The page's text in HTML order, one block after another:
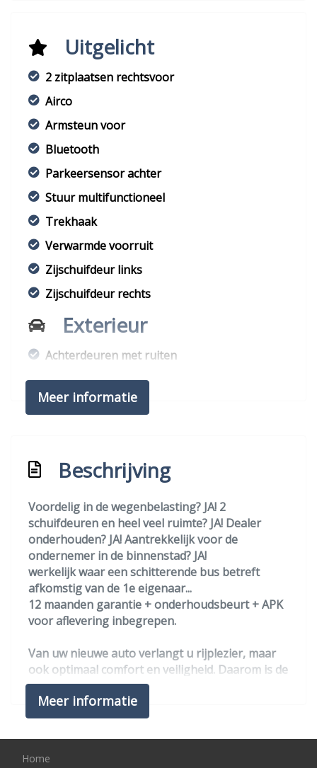
Uitgelicht
2 zitplaatsen rechtsvoor
Airco
Armsteun voor
Bluetooth
Parkeersensor achter
Stuur multifunctioneel
Trekhaak
Verwarmde voorruit
Zijschuifdeur links
Zijschuifdeur rechts
Exterieur
Achterdeuren met ruiten
Buitenspiegels elektrisch verstelbaar
Buitenspiegels verwarmbaar
afstandsbediening
Kleur wit
Mistlampen voor
Parkeersensor achter
Trekhaak
Verwarmde voorruit
Zijschuifdeur rechts
Overige
Aanhanger assistent
Meer informatie
Beschrijving
Voordelig in de wegenbelasting? JA! 2
schuifdeuren en heel veel ruimte? JA! Dealer
onderhouden? JA! Aantrekkelijk voor de
ondernemer in de binnenstad? JA!
werkelijk waar een schitterende bus betreft
afkomstig van de 1e eigenaar...
12 maanden garantie + onderhoudsbeurt + APK
voor aflevering inbegrepen.
Van uw nieuwe auto verlangt u rijplezier, maar
ook optimaal comfort en veiligheid. Daarom is de
Ford Transit Connect de auto die u zoekt. Deze
auto is bijna nieuw, ondanks dat hij uit 2019
komt; hij heeft slechts 15619 kilometer afgelegd.
Meer informatie
Home